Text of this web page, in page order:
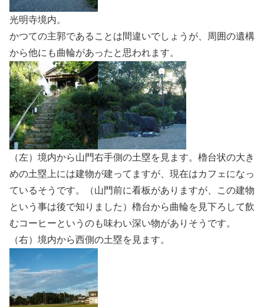
光明寺境内。
かつての主郭であることは間違いでしょうが、周囲の遺構
から他にも曲輪があったと思われます。
（左）境内から山門右手側の土塁を見ます。櫓台状の大き
めの土塁上には建物が建ってますが、現在はカフェになっ
ているそうです。（山門前に看板がありますが、この建物
という事は後で知りました）櫓台から曲輪を見下ろして飲
むコーヒーというのも味わい深い物がありそうです。
（右）境内から西側の土塁を見ます。